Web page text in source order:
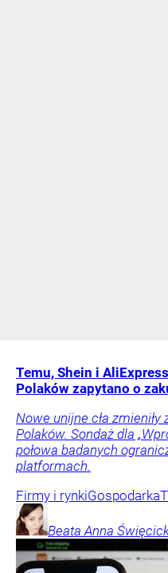
Temu, Shein i
Polaków zapytano o
Nowe unijne cła
Polaków. Sondaż dla
połowa badanych
platformach.
Firmy i rynkiGospodarka
Beata Anna